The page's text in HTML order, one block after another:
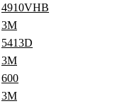
4910VHB
3M
5413D
3M
600
3M